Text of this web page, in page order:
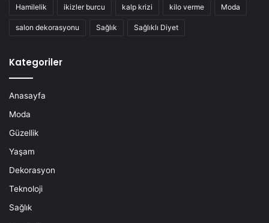
Hamilelik ikizler burcu kalp krizi kilo verme Moda
salon dekorasyonu Sağlık Sağlıklı Diyet
Kategoriler
Anasayfa
Moda
Güzellik
Yaşam
Dekorasyon
Teknoloji
Sağlık